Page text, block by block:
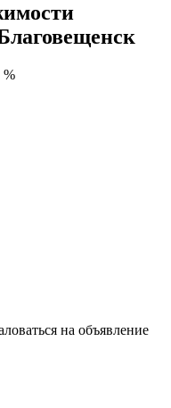
%
на объявление